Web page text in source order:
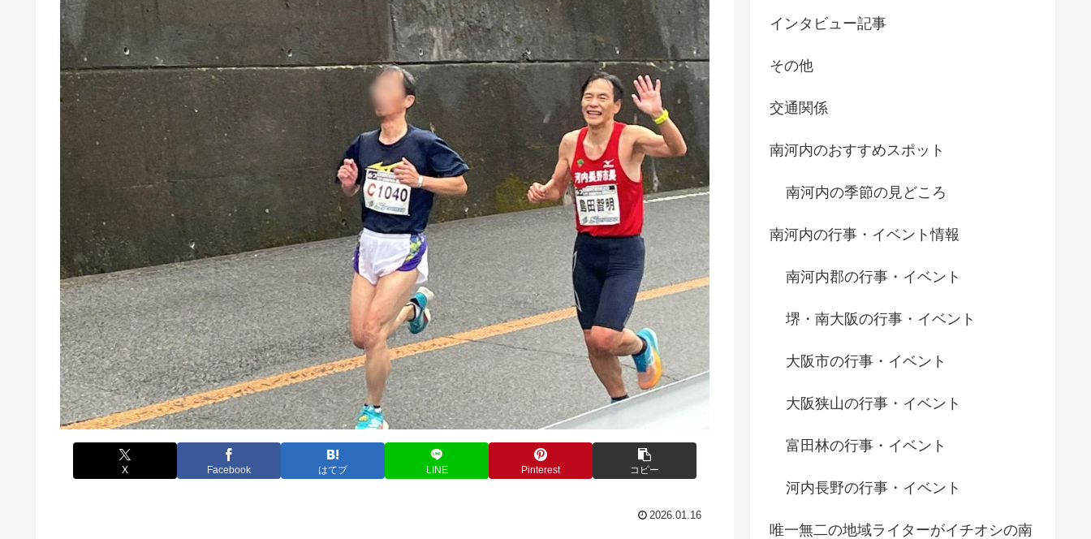
X Facebook はてブ LINE Pinterest コピー
2026.01.16
インタビュー記事
その他
交通関係
南河内のおすすめスポット
南河内の季節の見どころ
南河内の行事・イベント情報
南河内郡の行事・イベント
堺・南大阪の行事・イベント
大阪市の行事・イベント
大阪狭山の行事・イベント
富田林の行事・イベント
河内長野の行事・イベント
唯一無二の地域ライターがイチオシの南